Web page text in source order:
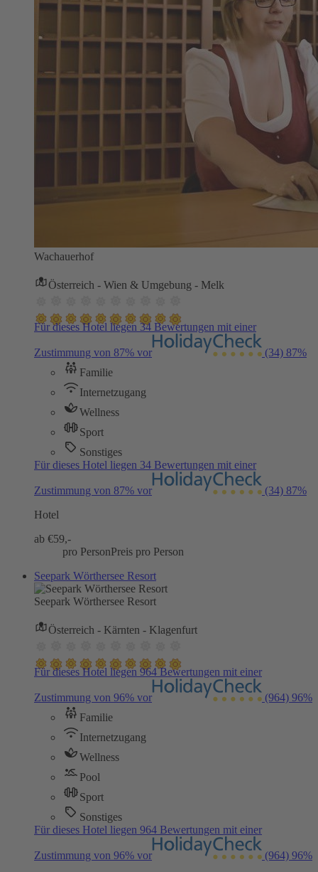
Wachauerhof
Österreich - Wien & Umgebung - Melk
Für dieses Hotel liegen 34 Bewertungen mit einer
Zustimmung von 87% vor (34) 87%
Familie
Internetzugang
Wellness
Sport
Sonstiges
Für dieses Hotel liegen 34 Bewertungen mit einer
Zustimmung von 87% vor (34) 87%
Hotel
ab €59,-
pro PersonPreis pro Person
Seepark Wörthersee Resort
Seepark Wörthersee Resort
Österreich - Kärnten - Klagenfurt
Für dieses Hotel liegen 964 Bewertungen mit einer
Zustimmung von 96% vor (964) 96%
Familie
Internetzugang
Wellness
Pool
Sport
Sonstiges
Für dieses Hotel liegen 964 Bewertungen mit einer
Zustimmung von 96% vor (964) 96%